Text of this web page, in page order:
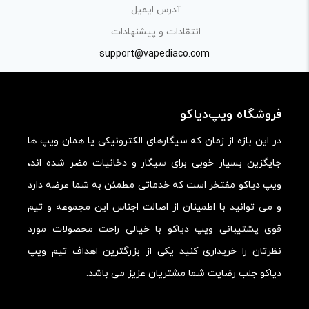
آدرس ایمیل
انتقادات و پیشنهادات
support@vapediaco.com
فروشگاه ویپ‌دیاکو
در این بازه از زمان که سیگارهای الکترونیکی یا همان ویپ ها
جایگزین بسیار خوبی برای سیگار و دخانیات مضر شده اند،
ویپ دیاکو مفتخر است که خدماتی مطمئن به شما عرضه دارد
و می توانید با اطمینان از اصالت اجناس این مجموعه و تیم
قوی پشتیبانی ویپ دیاکو با خیالی راحت محصولات مورد
نظرتان را خریداری کنید یکی از بزرگترین اهداف تیم ویپ
دیاکو جلب رضایت شما مشتریان عزیز می باشد.